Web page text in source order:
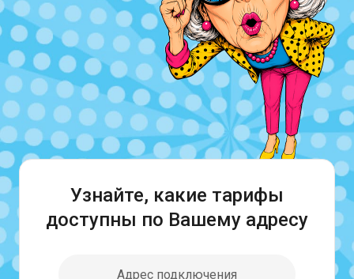
Узнайте, какие тарифы
доступны по Вашему адресу